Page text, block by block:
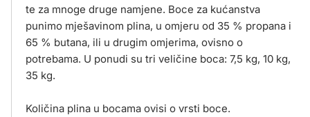
te za mnoge druge namjene. Boce za kućanstva
punimo mješavinom plina, u omjeru od 35 % propana i
65 % butana, ili u drugim omjerima, ovisno o
potrebama. U ponudi su tri veličine boca: 7,5 kg, 10 kg,
35 kg.
Količina plina u bocama ovisi o vrsti boce.